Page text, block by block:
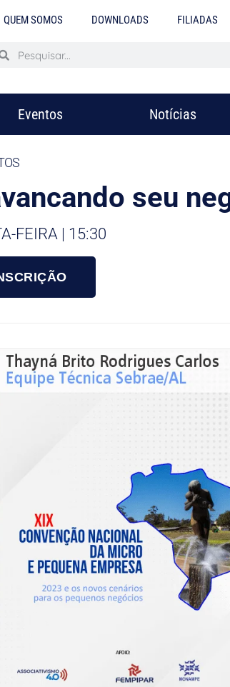
QUEM SOMOS DOWNLOADS FILIADAS
Eventos Notícias
seu
FEIRA | 15:30